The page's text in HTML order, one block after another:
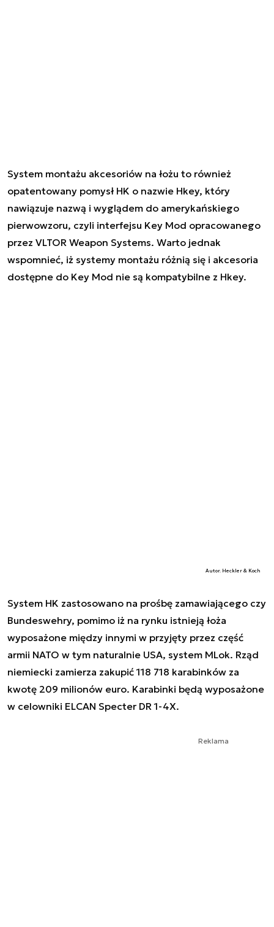
System montażu akcesoriów na łożu to również
opatentowany pomysł HK o nazwie Hkey, który
nawiązuje nazwą i wyglądem do amerykańskiego
pierwowzoru, czyli interfejsu Key Mod opracowanego
przez VLTOR Weapon Systems. Warto jednak
wspomnieć, iż systemy montażu różnią się i akcesoria
dostępne do Key Mod nie są kompatybilne z Hkey.
Autor. Heckler & Koch
System HK zastosowano na prośbę zamawiającego czy
Bundeswehry, pomimo iż na rynku istnieją łoża
wyposażone między innymi w przyjęty przez część
armii NATO w tym naturalnie USA, system MLok. Rząd
niemiecki zamierza zakupić 118 718 karabinków za
kwotę 209 milionów euro. Karabinki będą wyposażone
w celowniki ELCAN Specter DR 1-4X.
Reklama